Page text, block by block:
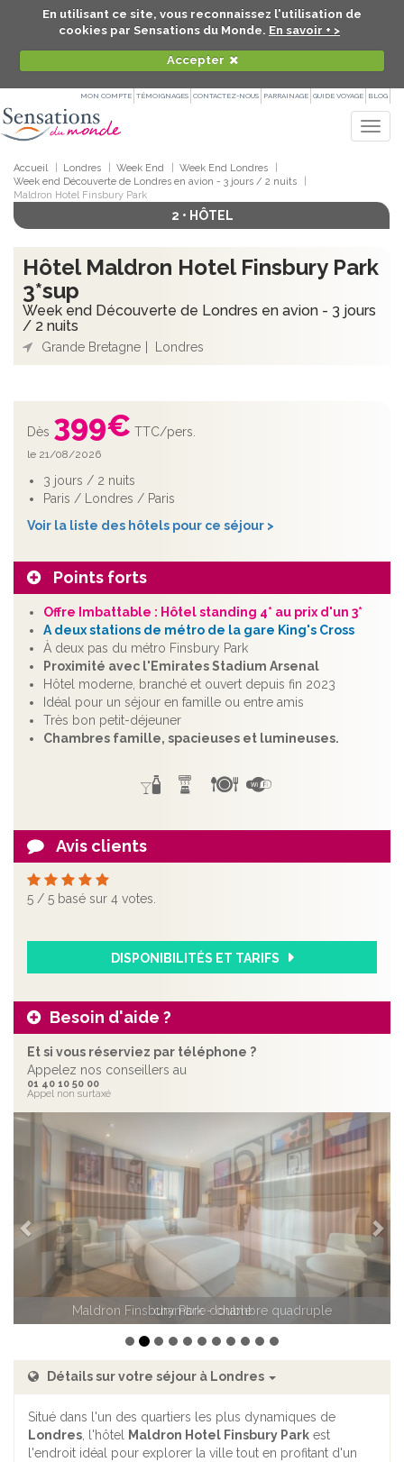
En utilisant ce site, vous reconnaissez l'utilisation de
cookies par Sensations du Monde. En savoir + >
Accepter
MON COMPTE TÉMOIGNAGES CONTACTEZ-NOUS PARRAINAGE GUIDE VOYAGE BLOG
Accueil Londres Week End
Week End Londres
Week end Découverte de Londres en avion - 3 jours / 2 nuits
Maldron Hotel Finsbury Park
2 • HÔTEL
Hôtel Maldron Hotel Finsbury Park
3*sup
Week end Découverte de Londres en avion - 3 jours
/ 2 nuits
Grande Bretagne Londres
Dès 399€ TTC/pers.
le 21/08/2026
3 jours / 2 nuits
Paris / Londres / Paris
Voir la liste des hôtels pour ce séjour >
Points forts
Offre Imbattable : Hôtel standing 4* au prix d'un 3*
A deux stations de métro de la gare King's Cross
À deux pas du métro Finsbury Park
Proximité avec l'Emirates Stadium Arsenal
Hôtel moderne, branché et ouvert depuis fin 2023
Idéal pour un séjour en famille ou entre amis
Très bon petit-déjeuner
Chambres famille, spacieuses et lumineuses.
Avis clients
5 / 5 basé sur 4 votes.
DISPONIBILITÉS ET TARIFS
Besoin d'aide ?
Et si vous réserviez par téléphone ?
Appelez nos conseillers au
01 40 10 50 00
Appel non surtaxé
chambre double
Précédent
Détails sur votre séjour à Londres
Situé dans l'un des quartiers les plus dynamiques de
Londres, l'hôtel Maldron Hotel Finsbury Park est
l'endroit idéal pour explorer la ville tout en profitant d'un